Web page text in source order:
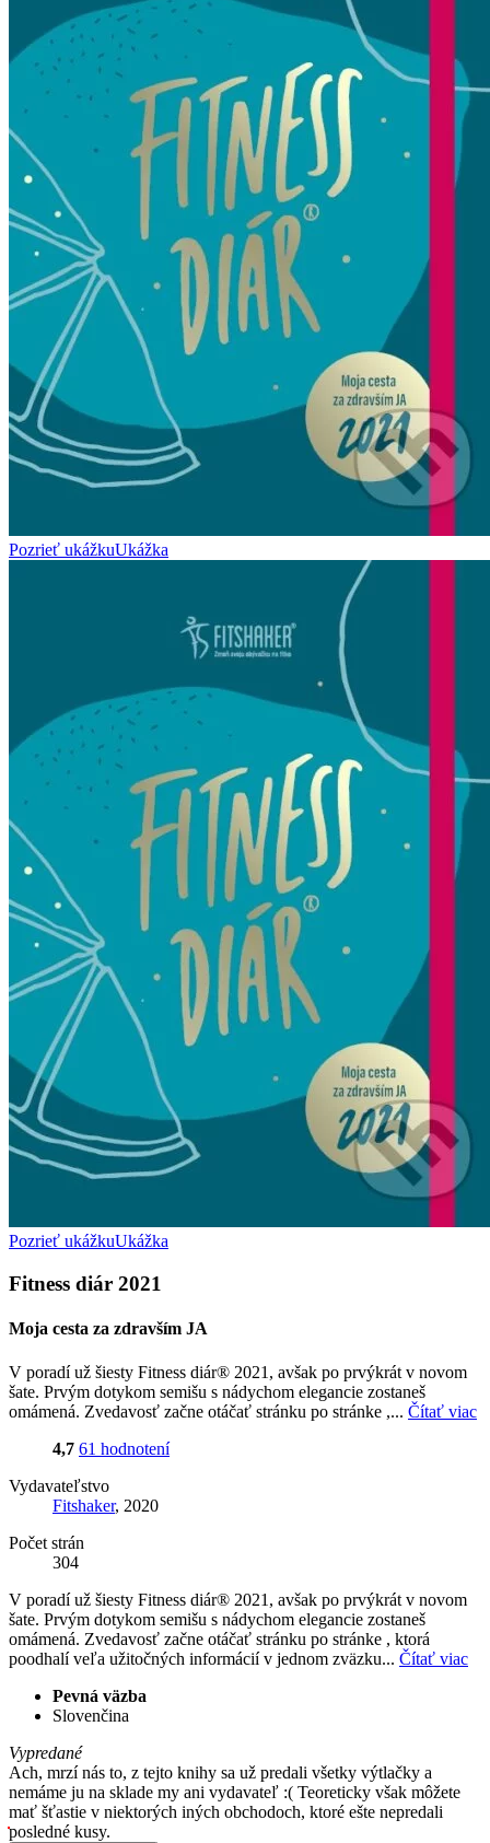
Pozrieť ukážkuUkážka
Pozrieť ukážkuUkážka
Fitness diár 2021
Moja cesta za zdravším JA
V poradí už šiesty Fitness diár® 2021, avšak po prvýkrát v novom
šate. Prvým dotykom semišu s nádychom elegancie zostaneš
omámená. Zvedavosť začne otáčať stránku po stránke ,... Čítať viac
4,7 61 hodnotení
Vydavateľstvo
Fitshaker, 2020
Počet strán
304
V poradí už šiesty Fitness diár® 2021, avšak po prvýkrát v novom
šate. Prvým dotykom semišu s nádychom elegancie zostaneš
omámená. Zvedavosť začne otáčať stránku po stránke , ktorá
poodhalí veľa užitočných informácií v jednom zväzku... Čítať viac
Pevná väzba
Slovenčina
Vypredané
Ach, mrzí nás to, z tejto knihy sa už predali všetky výtlačky a
nemáme ju na sklade my ani vydavateľ :( Teoreticky však môžete
mať šťastie v niektorých iných obchodoch, ktoré ešte nepredali
posledné kusy.